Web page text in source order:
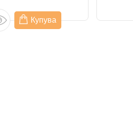
Купува